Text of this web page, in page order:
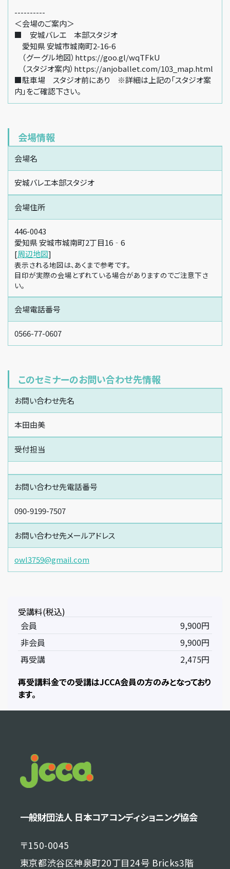
----------
＜会場のご案内＞
■ 安城バレエ 本部スタジオ
愛知県 安城市城南町2-16-6
（グーグル地図）https://goo.gl/wqTFkU
（スタジオ案内）https://anjoballet.com/103_map.html
■駐車場 スタジオ前にあり ※詳細は上記の「スタジオ案
内」をご確認下さい。
会場情報
会場名
安城バレエ本部スタジオ
会場住所
446-0043
愛知県 安城市城南町2丁目16‐6
[周辺地図]
表示される地図は、あくまで参考です。
目印が実際の会場とずれている場合がありますのでご注意下さ
い。
会場電話番号
0566-77-0607
このセミナーのお問い合わせ先情報
お問い合わせ先名
本田由美
受付担当
お問い合わせ先電話番号
090-9199-7507
お問い合わせ先メールアドレス
owl3759@gmail.com
受講料(税込)
会員
9,900円
非会員
9,900円
再受講
2,475円
再受講料金での受講はJCCA会員の方のみとなっており
ます。
一般財団法人 日本コアコンディショニング協会
〒150-0045
東京都渋谷区神泉町20丁目24号 Bricks3階